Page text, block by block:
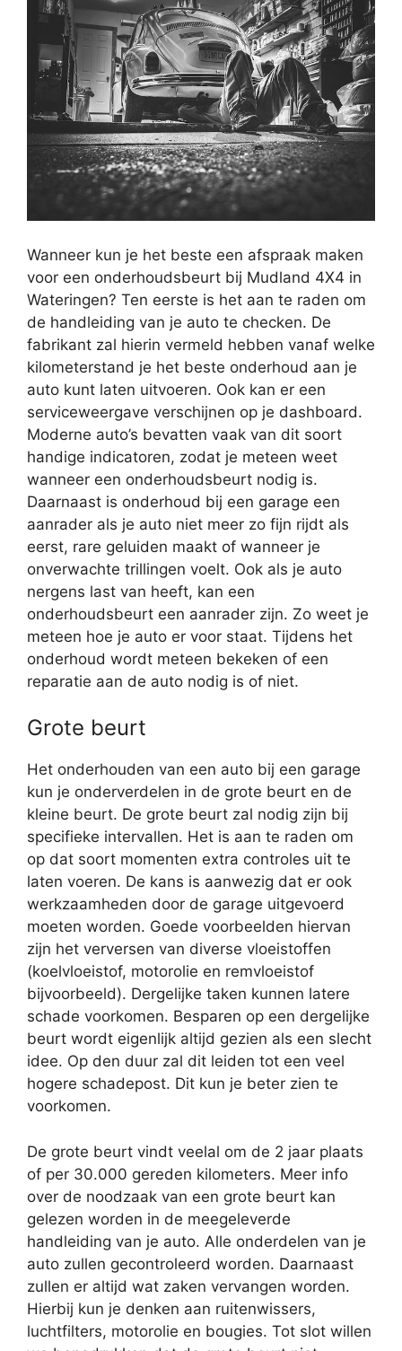
Wanneer kun je het beste een afspraak maken
voor een onderhoudsbeurt bij Mudland 4X4 in
Wateringen? Ten eerste is het aan te raden om
de handleiding van je auto te checken. De
fabrikant zal hierin vermeld hebben vanaf welke
kilometerstand je het beste onderhoud aan je
auto kunt laten uitvoeren. Ook kan er een
serviceweergave verschijnen op je dashboard.
Moderne auto’s bevatten vaak van dit soort
handige indicatoren, zodat je meteen weet
wanneer een onderhoudsbeurt nodig is.
Daarnaast is onderhoud bij een garage een
aanrader als je auto niet meer zo fijn rijdt als
eerst, rare geluiden maakt of wanneer je
onverwachte trillingen voelt. Ook als je auto
nergens last van heeft, kan een
onderhoudsbeurt een aanrader zijn. Zo weet je
meteen hoe je auto er voor staat. Tijdens het
onderhoud wordt meteen bekeken of een
reparatie aan de auto nodig is of niet.
Grote beurt
Het onderhouden van een auto bij een garage
kun je onderverdelen in de grote beurt en de
kleine beurt. De grote beurt zal nodig zijn bij
specifieke intervallen. Het is aan te raden om
op dat soort momenten extra controles uit te
laten voeren. De kans is aanwezig dat er ook
werkzaamheden door de garage uitgevoerd
moeten worden. Goede voorbeelden hiervan
zijn het verversen van diverse vloeistoffen
(koelvloeistof, motorolie en remvloeistof
bijvoorbeeld). Dergelijke taken kunnen latere
schade voorkomen. Besparen op een dergelijke
beurt wordt eigenlijk altijd gezien als een slecht
idee. Op den duur zal dit leiden tot een veel
hogere schadepost. Dit kun je beter zien te
voorkomen.
De grote beurt vindt veelal om de 2 jaar plaats
of per 30.000 gereden kilometers. Meer info
over de noodzaak van een grote beurt kan
gelezen worden in de meegeleverde
handleiding van je auto. Alle onderdelen van je
auto zullen gecontroleerd worden. Daarnaast
zullen er altijd wat zaken vervangen worden.
Hierbij kun je denken aan ruitenwissers,
luchtfilters, motorolie en bougies. Tot slot willen